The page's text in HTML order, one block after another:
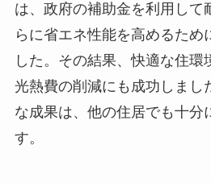
は、政府の補助金を利用して
らに省エネ性能を高めるため
した。その結果、快適な住環
光熱費の削減にも成功しまし
な成果は、他の住居でも十分
す。